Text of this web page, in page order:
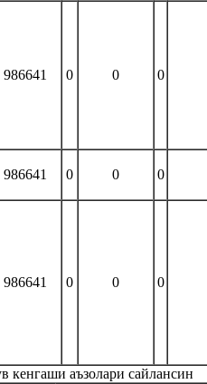
986641 0 0 0
986641 0 0 0
986641 0 0 0
кенгаши аъзолари сайлансин